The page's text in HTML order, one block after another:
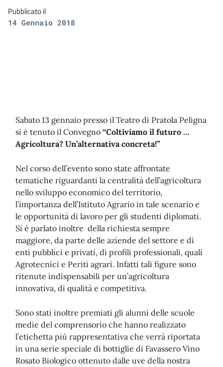
Pubblicato il
14 Gennaio 2018
Sabato 13 gennaio presso il Teatro di Pratola Peligna
si è tenuto il Convegno “Coltiviamo il futuro …
Agricoltura? Un’alternativa concreta!”
Nel corso dell’evento sono state affrontate
tematiche riguardanti la centralità dell’agricoltura
nello sviluppo economico del territorio,
l’importanza dell’Istituto Agrario in tale scenario e
le opportunità di lavoro per gli studenti diplomati.
Si è parlato inoltre della richiesta sempre
maggiore, da parte delle aziende del settore e di
enti pubblici e privati, di profili professionali, quali
Agrotecnici e Periti agrari. Infatti tali figure sono
ritenute indispensabili per un’agricoltura
innovativa, di qualità e competitiva.
Sono stati inoltre premiati gli alunni delle scuole
medie del comprensorio che hanno realizzato
l’etichetta più rappresentativa che verrà riportata
in una serie speciale di bottiglie di Favassero Vino
Rosato Biologico ottenuto dalle uve della nostra